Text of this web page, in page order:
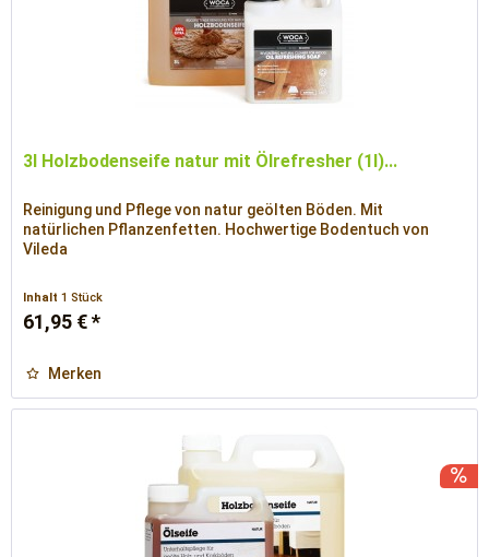
3l Holzbodenseife natur mit Ölrefresher (1l)...
Reinigung und Pflege von natur geölten Böden. Mit
natürlichen Pflanzenfetten. Hochwertige Bodentuch von
Vileda
Inhalt1 Stück
61,95 € *
Merken